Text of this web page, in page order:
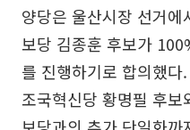
양당은 울산시장 선거
보당 김종훈 후보가
를 진행하기로 합의했
조국혁신당 황명필 후